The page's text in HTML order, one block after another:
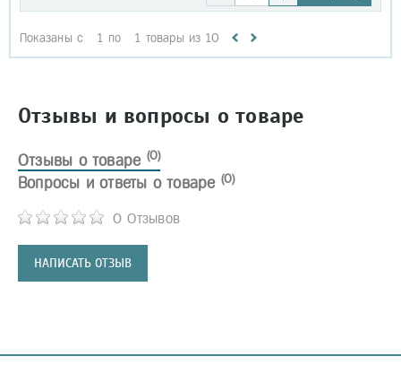
Показаны с 1 по 1 товары из 10
Отзывы и вопросы о товаре
Отзывы о товаре (0)
0 Отзывов
НАПИСАТЬ ОТЗЫВ
Вопросы и ответы о товаре (0)